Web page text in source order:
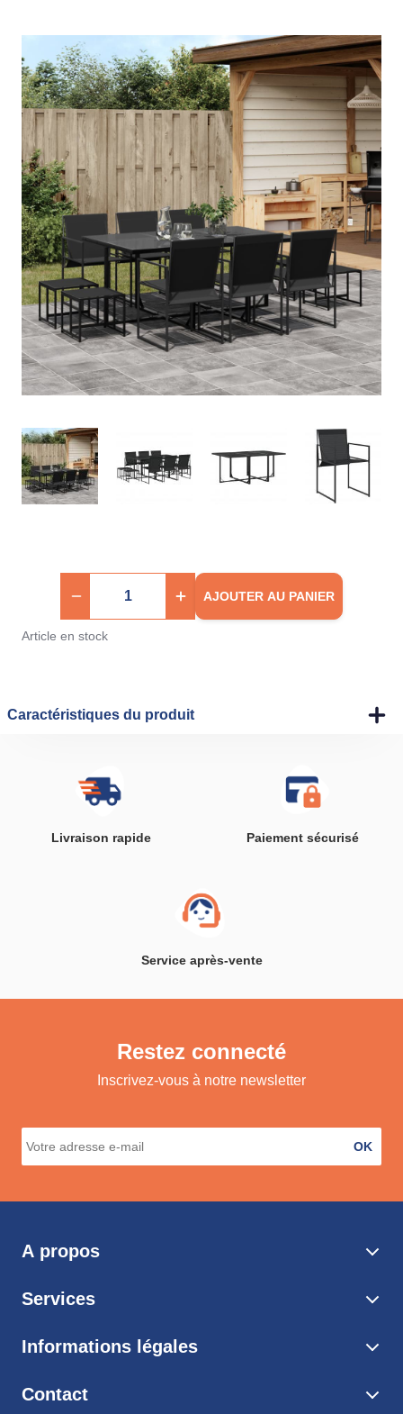
AJOUTER AU PANIER
Article en stock
Caractéristiques du produit
Livraison rapide Paiement sécurisé
Service après-vente
Restez connecté
Inscrivez-vous à notre newsletter
OK
A propos
Services
Informations légales
Contact